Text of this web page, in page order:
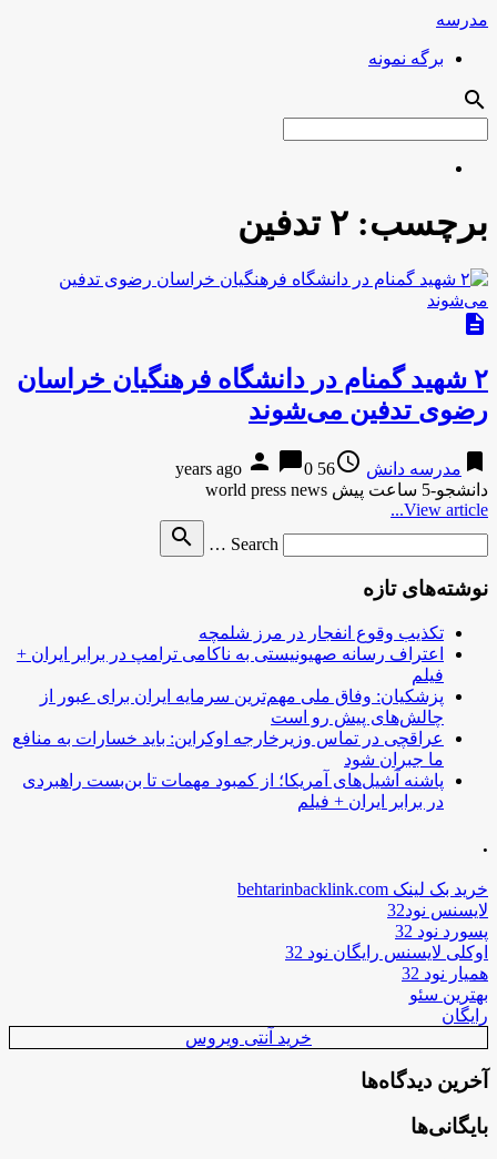
مدرسه
برگه نمونه
search
برچسب: ۲ تدفین
description
۲ شهید گمنام در دانشگاه فرهنگیان خراسان
رضوی تدفین می‌شوند
bookmark مدرسه دانش access_time
56 years ago
person chat_bubble0
دانشجو-5 ساعت پیش world press news
View article...
Search …
search
نوشته‌های تازه
تکذیب وقوع انفجار در مرز شلمچه
اعتراف رسانه صهیونیستی به ناکامی ترامپ در برابر ایران +
فیلم
پزشکیان: وفاق ملی مهم‌ترین سرمایه ایران برای عبور از
چالش‌های پیش رو است
عراقچی در تماس وزیرخارجه اوکراین: باید خسارات به منافع
ما جبران شود
پاشنه آشیل‌های آمریکا؛ از کمبود مهمات تا بن‌بست راهبردی
در برابر ایران + فیلم
.
خرید بک لینک behtarinbacklink.com
لایسنس نود32
پسورد نود 32
اوکلی لایسنس رایگان نود 32
همیار نود 32
بهترین سئو
رایگان
خرید آنتی ویروس
آخرین دیدگاه‌ها
بایگانی‌ها